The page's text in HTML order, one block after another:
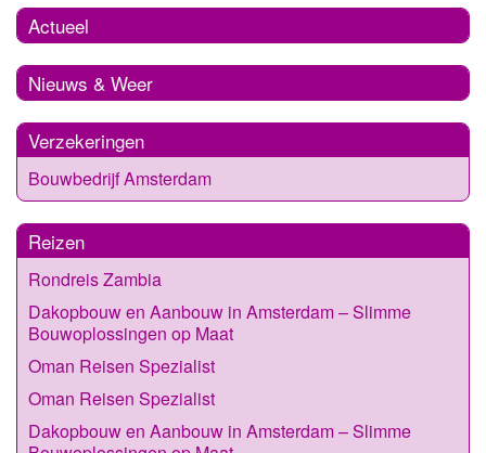
Actueel
Nieuws & Weer
Verzekeringen
Bouwbedrijf Amsterdam
Reizen
Rondreis Zambia
Dakopbouw en Aanbouw in Amsterdam – Slimme
Bouwoplossingen op Maat
Oman Reisen Spezialist
Oman Reisen Spezialist
Dakopbouw en Aanbouw in Amsterdam – Slimme